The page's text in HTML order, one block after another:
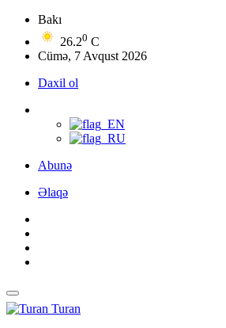
Bakı
26.20 C
Cümə, 7 Avqust 2026
Daxil ol
Abunə
Əlaqə
Turan